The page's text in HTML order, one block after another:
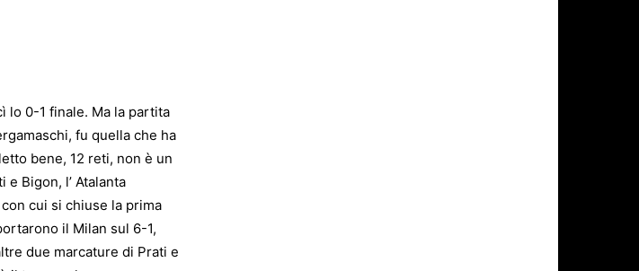
lo 0-1 finale. Ma la partita
fu quella che ha
bene, 12 reti, non è un
Bigon, l’ Atalanta
cui si chiuse la prima
il Milan sul 6-1,
due marcature di Prati e